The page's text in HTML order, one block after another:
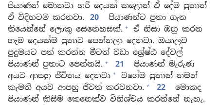
පියාණන් මොනවා හරි දෙයක් කළොත් ඒ දේම පුතාත්
ඒ විදිහටම කරනවා.
20
පියාණන්ට පුතා ගැන
තියෙන්නේ ලොකු සෙනෙහසක්. +
ඒ නිසා ඔහු කරන
හැම දෙයක්ම පුතාට පෙන්නලා දෙනවා. ඔයාලව
පුදුමයට පත් කරන්න මීටත් වඩා ශ්‍රේෂ්ඨ දේවල්
පියාණන් පුතාට පෙන්නයි. + 21
පියාණන් මැරුණ
අයට ආපහු ජීවිතය දෙනවා +
වගේම පුතාත් තමන්
කැමති අයව ආපහු ජීවත් කරවනවා. + 22
මොකද
පියාණන් කිසිම කෙනෙක්ව විනිශ්චය කරන්නේ නැහැ.